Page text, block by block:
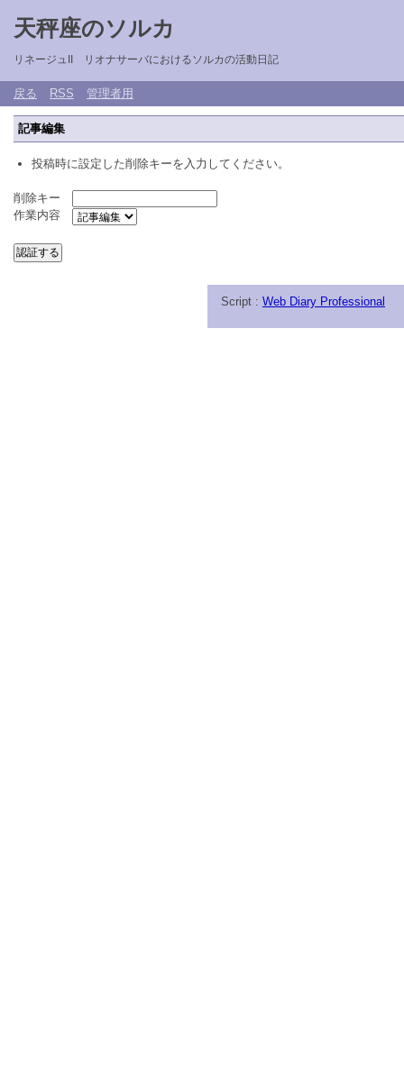
天秤座のソルカ
リネージュII リオナサーバにおけるソルカの活動日記
戻る RSS 管理者用
記事編集
投稿時に設定した削除キーを入力してください。
削除キー
作業内容
Script : Web Diary Professional